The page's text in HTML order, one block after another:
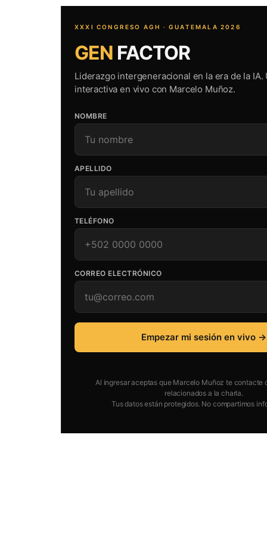
XXXI CONGRESO AGH · GUATEMALA 2026
GEN FACTOR
Liderazgo intergeneracional en la era de la IA.
interactiva en vivo con Marcelo Muñoz.
NOMBRE
APELLIDO
TELÉFONO
CORREO ELECTRÓNICO
Empezar mi sesión en vivo →
Al ingresar aceptas que Marcelo Muñoz te contacte
relacionados a la charla.
Tus datos están protegidos. No compartimos